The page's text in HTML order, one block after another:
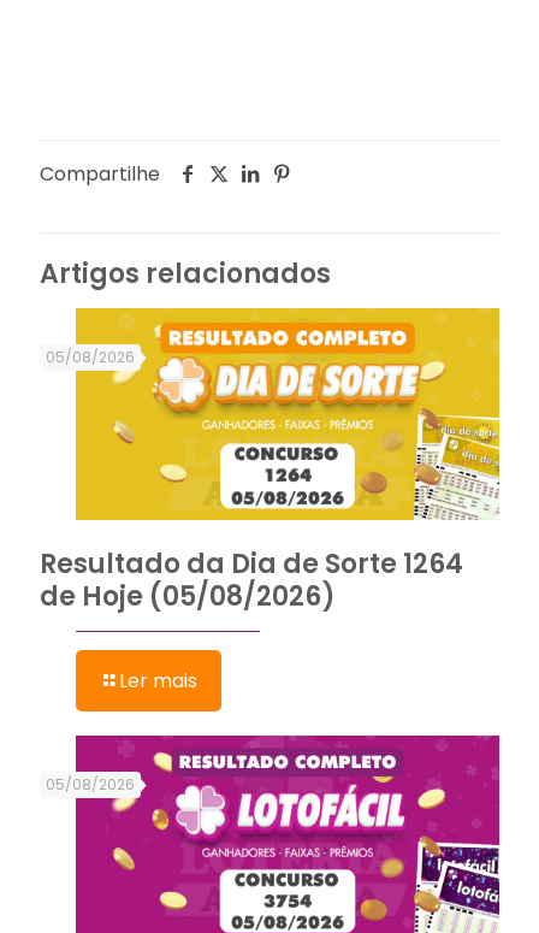
Compartilhe
Artigos relacionados
05/08/2026
Resultado da Dia de Sorte 1264
de Hoje (05/08/2026)
Ler mais
05/08/2026